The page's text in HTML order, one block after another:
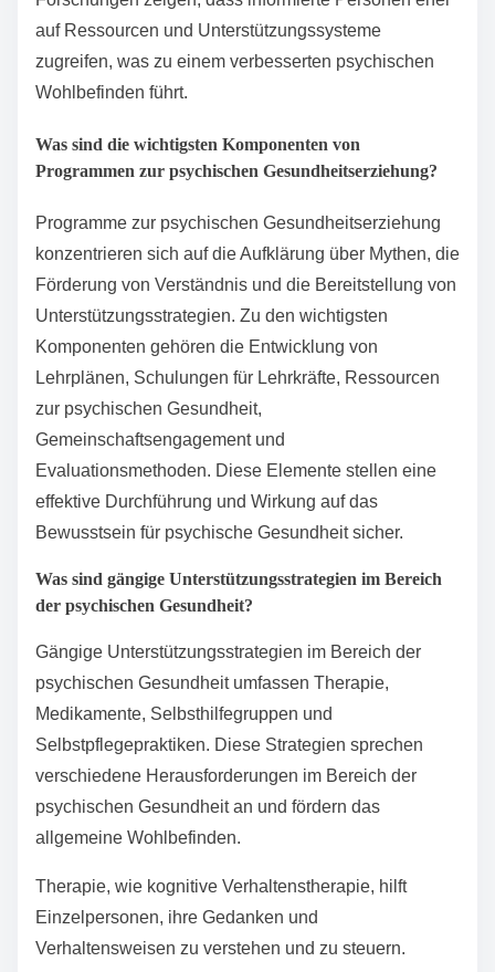
Verständnis für psychische Erkrankungen, stärkt
Empathie und ermutigt zu offenen Diskussionen.
Schulen und Gemeinschaftsprogramme können
integrieren, um Einzelpersonen zu helfen, Symptome
zu erkennen und Unterstützung zu suchen.
auf Ressourcen und Unterstützungssysteme
zugreifen, was zu einem verbesserten psychischen
Wohlbefinden führt.
Was sind die wichtigsten Komponenten von
Programmen zur psychischen Gesundheitserziehung?
Lehrplänen, Schulungen für Lehrkräfte, Ressourcen
zur psychischen Gesundheit,
Gemeinschaftsengagement und
Evaluationsmethoden. Diese Elemente stellen eine
effektive Durchführung und Wirkung auf das
Bewusstsein für psychische Gesundheit sicher.
Was sind gängige Unterstützungsstrategien im Bereich
der psychischen Gesundheit?
psychischen Gesundheit umfassen Therapie,
Medikamente, Selbsthilfegruppen und
Selbstpflegepraktiken. Diese Strategien sprechen